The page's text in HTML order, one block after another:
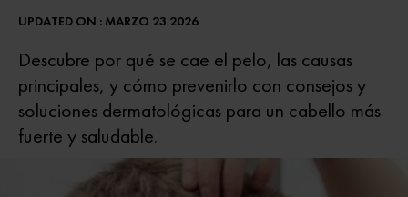
Descubre por qué se cae el pelo, las causas
principales, y cómo prevenirlo con consejos y
soluciones dermatológicas para un cabello más
fuerte y saludable.
UPDATED ON : MARZO 23 2026